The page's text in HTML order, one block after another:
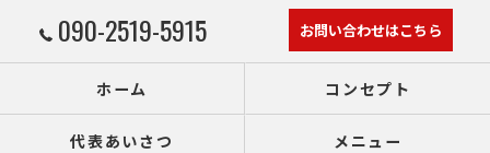
090-2519-5915 お問い合わせはこちら
ホーム コンセプト
代表あいさつ メニュー